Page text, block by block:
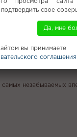
Lost Mary Psyper
-
незабываемых
просмотра сайта
свое
Да, мне
вы принимаете
соглашения.